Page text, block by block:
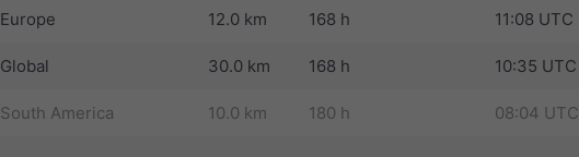
Europe 12.0 km 168 h 11:08 UTC
Global 30.0 km 168 h 10:35 UTC
South America 10.0 km 180 h 08:04 UTC